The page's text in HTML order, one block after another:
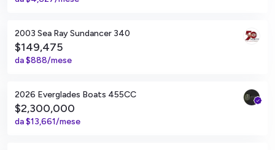
2003 Sea Ray Sundancer 340
$149,475
da$888/mese
San Diego, California
2026 Everglades Boats 455CC
$2,300,000
da$13,661/mese
San Diego, California
San Diego, California